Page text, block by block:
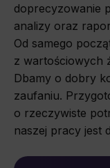
doprecyzowanie
analizy oraz
Od samego
z wartościowych
Dbamy o dobry
zaufaniu.
o rzeczywiste
naszej pracy jest